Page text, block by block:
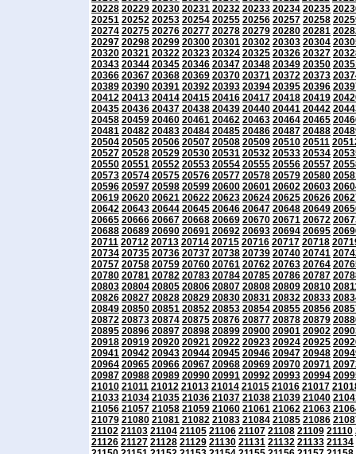
20228 20229 20230 20231 20232 20233 20234 20235
20251 20252 20253 20254 20255 20256 20257 20258
20274 20275 20276 20277 20278 20279 20280 20281
20297 20298 20299 20300 20301 20302 20303 20304
20320 20321 20322 20323 20324 20325 20326 20327
20343 20344 20345 20346 20347 20348 20349 20350
20366 20367 20368 20369 20370 20371 20372 20373
20389 20390 20391 20392 20393 20394 20395 20396
20412 20413 20414 20415 20416 20417 20418 20419
20435 20436 20437 20438 20439 20440 20441 20442
20458 20459 20460 20461 20462 20463 20464 20465
20481 20482 20483 20484 20485 20486 20487 20488
20504 20505 20506 20507 20508 20509 20510 20511
20527 20528 20529 20530 20531 20532 20533 20534
20550 20551 20552 20553 20554 20555 20556 20557
20573 20574 20575 20576 20577 20578 20579 20580
20596 20597 20598 20599 20600 20601 20602 20603
20619 20620 20621 20622 20623 20624 20625 20626
20642 20643 20644 20645 20646 20647 20648 20649
20665 20666 20667 20668 20669 20670 20671 20672
20688 20689 20690 20691 20692 20693 20694 20695
20711 20712 20713 20714 20715 20716 20717 20718
20734 20735 20736 20737 20738 20739 20740 20741
20757 20758 20759 20760 20761 20762 20763 20764
20780 20781 20782 20783 20784 20785 20786 20787
20803 20804 20805 20806 20807 20808 20809 20810
20826 20827 20828 20829 20830 20831 20832 20833
20849 20850 20851 20852 20853 20854 20855 20856
20872 20873 20874 20875 20876 20877 20878 20879
20895 20896 20897 20898 20899 20900 20901 20902
20918 20919 20920 20921 20922 20923 20924 20925
20941 20942 20943 20944 20945 20946 20947 20948
20964 20965 20966 20967 20968 20969 20970 20971
20987 20988 20989 20990 20991 20992 20993 20994
21010 21011 21012 21013 21014 21015 21016 21017
21033 21034 21035 21036 21037 21038 21039 21040
21056 21057 21058 21059 21060 21061 21062 21063
21079 21080 21081 21082 21083 21084 21085 21086
21102 21103 21104 21105 21106 21107 21108 21109 21110
21126 21127 21128 21129 21130 21131 21132 21133 21134